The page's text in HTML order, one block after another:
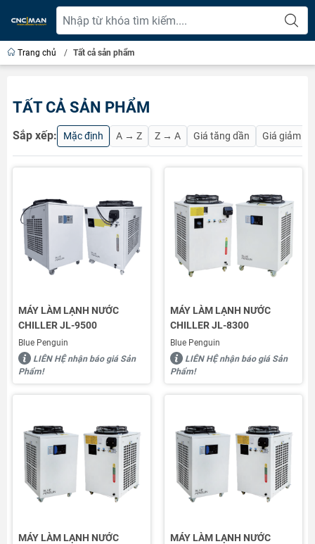
Trang chủ / Tất cả sản phẩm
TẤT CẢ SẢN PHẨM
Sắp xếp: Mặc định A → Z Z → A Giá tăng dần Giá giảm
MÁY LÀM LẠNH NƯỚC
CHILLER JL-9500
Blue Penguin
LIÊN HỆ nhận báo giá Sản
Phẩm!
MÁY LÀM LẠNH NƯỚC
CHILLER JL-8300
Blue Penguin
LIÊN HỆ nhận báo giá Sản
Phẩm!
MÁY LÀM LẠNH NƯỚC
MÁY LÀM LẠNH NƯỚC